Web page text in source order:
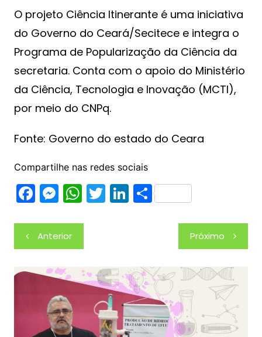
O projeto Ciência Itinerante é uma iniciativa
do Governo do Ceará/Secitece e integra o
Programa de Popularização da Ciência da
secretaria. Conta com o apoio do Ministério
da Ciência, Tecnologia e Inovação (MCTI),
por meio do CNPq.
Fonte: Governo do estado do Ceara
Compartilhe nas redes sociais
F
c
e
b
k
M
s
s
e
n
g
er
W
at
s
A
p
T Li
dI
n
S
Navegação
de
Post
Anterior Próximo